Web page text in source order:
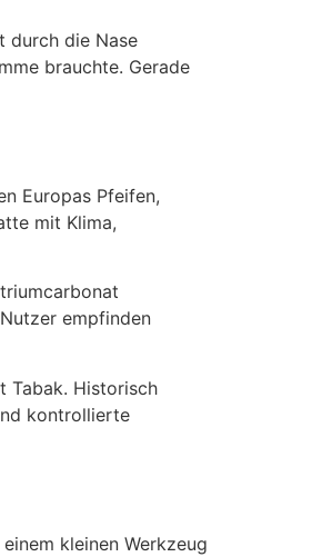
durch die Nase
brauchte. Gerade
Europas Pfeifen,
mit Klima,
empfinden
Tabak. Historisch
kontrollierte
kleinen Werkzeug